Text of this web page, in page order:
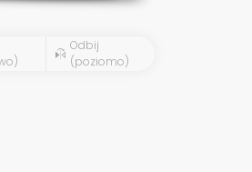
Odbij
(poziomo)